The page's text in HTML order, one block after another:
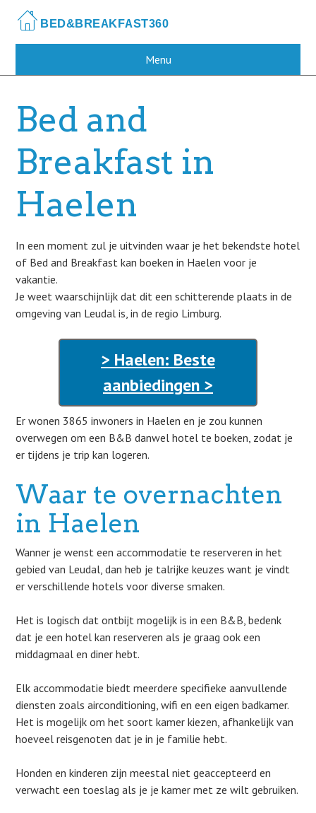
main
Menu
Bed and
Breakfast in
Haelen
In een moment zul je uitvinden waar je het bekendste hotel
of Bed and Breakfast kan boeken in Haelen voor je
vakantie.
Je weet waarschijnlijk dat dit een schitterende plaats in de
omgeving van Leudal is, in de regio Limburg.
> Haelen: Beste
aanbiedingen >
Er wonen 3865 inwoners in Haelen en je zou kunnen
overwegen om een B&B danwel hotel te boeken, zodat je
er tijdens je trip kan logeren.
Waar te overnachten
in Haelen
Wanner je wenst een accommodatie te reserveren in het
gebied van Leudal, dan heb je talrijke keuzes want je vindt
er verschillende hotels voor diverse smaken.
Het is logisch dat ontbijt mogelijk is in een B&B, bedenk
dat je een hotel kan reserveren als je graag ook een
middagmaal en diner hebt.
Elk accommodatie biedt meerdere specifieke aanvullende
diensten zoals airconditioning, wifi en een eigen badkamer.
Het is mogelijk om het soort kamer kiezen, afhankelijk van
hoeveel reisgenoten dat je in je familie hebt.
Honden en kinderen zijn meestal niet geaccepteerd en
verwacht een toeslag als je je kamer met ze wilt gebruiken.